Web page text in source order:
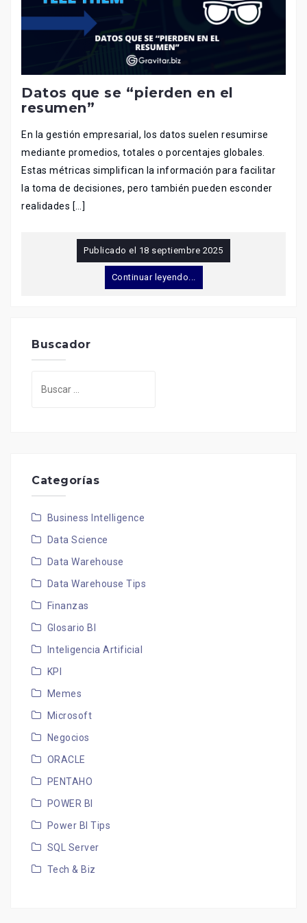
Datos que se “pierden en el
resumen”
En la gestión empresarial, los datos suelen resumirse
mediante promedios, totales o porcentajes globales.
Estas métricas simplifican la información para facilitar
la toma de decisiones, pero también pueden esconder
realidades […]
Publicado el 18 septiembre 2025
Continuar leyendo...
Buscador
Categorías
Business Intelligence
Data Science
Data Warehouse
Data Warehouse Tips
Finanzas
Glosario BI
Inteligencia Artificial
KPI
Memes
Microsoft
Negocios
ORACLE
PENTAHO
POWER BI
Power BI Tips
SQL Server
Tech & Biz